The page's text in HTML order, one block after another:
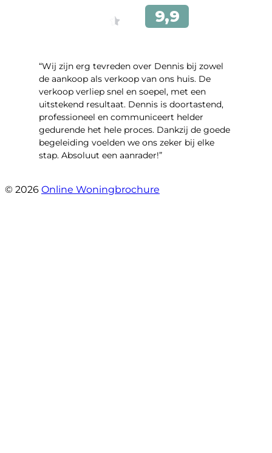
“Wij zijn erg tevreden over Dennis bij zowel
de aankoop als verkoop van ons huis. De
verkoop verliep snel en soepel, met een
uitstekend resultaat. Dennis is doortastend,
professioneel en communiceert helder
gedurende het hele proces. Dankzij de goede
begeleiding voelden we ons zeker bij elke
stap. Absoluut een aanrader!”
© 2026 Online Woningbrochure